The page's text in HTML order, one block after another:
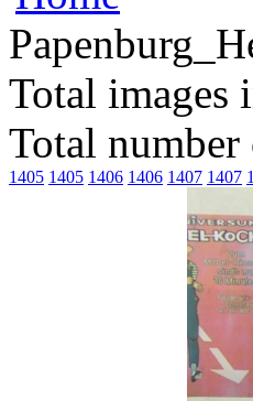
Total images
Total
1405 1405 1406 1406 1407 1407